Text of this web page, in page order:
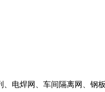
电焊网、车间隔离网、钢